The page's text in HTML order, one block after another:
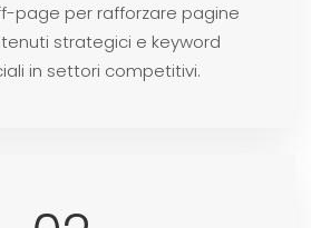
page per rafforzare pagine
strategici e keyword
in settori competitivi.